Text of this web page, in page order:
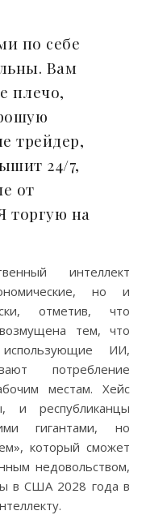
по себе
Вам
плечо,
трейдер,
24/7,
от
торгую на
интеллект
но и
отметив, что
тем, что
ИИ,
потребление
местам. Хейс
и республиканцы
гигантами, но
который сможет
недовольством,
в США 2028 года в